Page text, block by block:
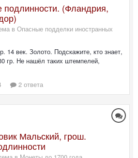
(Фландрия,
в Опасные подделки иностранных
14 век. Золото. Подскажите, кто знает,
гр. Не нашёл таких штемпелей,
2 ответа
Мальский, грош.